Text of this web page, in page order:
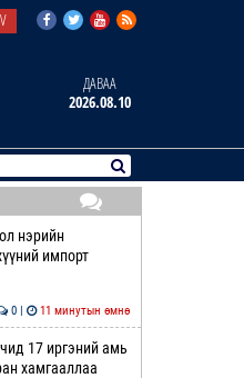
ДАВАА
2026.08.10
нэрийн
импорт
0 | 11 минутын өмнө
17 иргэний амь
хамгааллаа